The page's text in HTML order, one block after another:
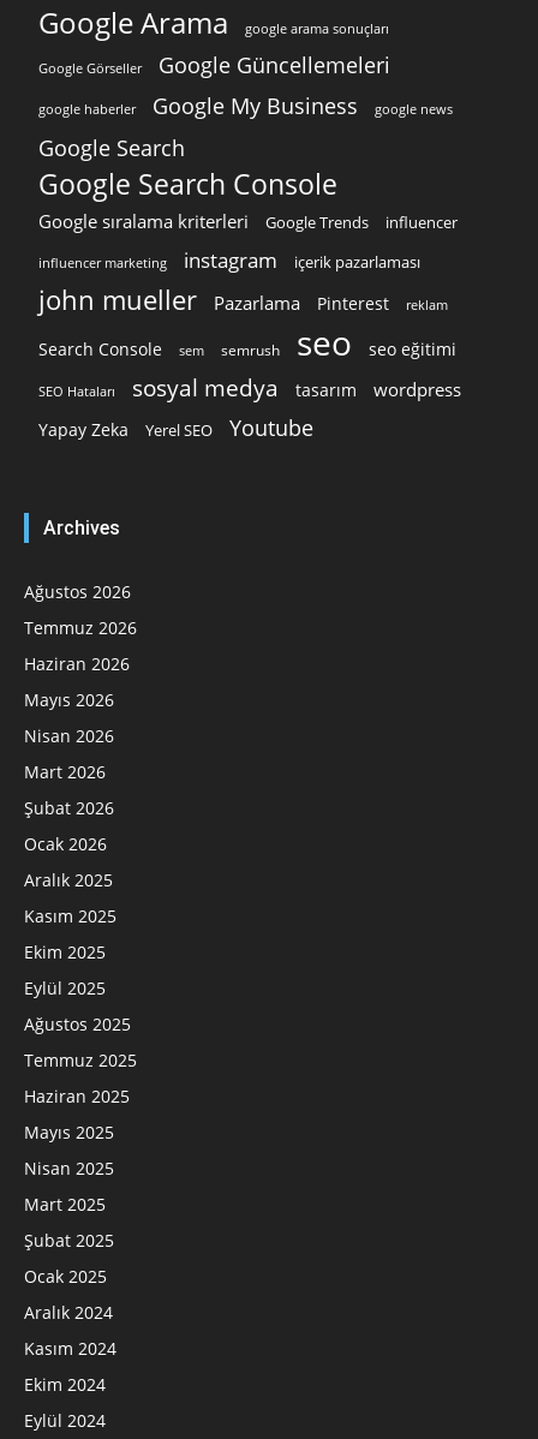
Google Arama google arama sonuçları
Google Görseller Google Güncellemeleri
google haberler Google My Business google news
Google Search
Google Search Console
Google sıralama kriterleri Google Trends influencer
influencer marketing instagram içerik pazarlaması
john mueller Pazarlama Pinterest reklam
Search Console sem semrush seo seo eğitimi
SEO Hataları sosyal medya tasarım wordpress
Yapay Zeka Yerel SEO Youtube
Archives
Ağustos 2026
Temmuz 2026
Haziran 2026
Mayıs 2026
Nisan 2026
Mart 2026
Şubat 2026
Ocak 2026
Aralık 2025
Kasım 2025
Ekim 2025
Eylül 2025
Ağustos 2025
Temmuz 2025
Haziran 2025
Mayıs 2025
Nisan 2025
Mart 2025
Şubat 2025
Ocak 2025
Aralık 2024
Kasım 2024
Ekim 2024
Eylül 2024